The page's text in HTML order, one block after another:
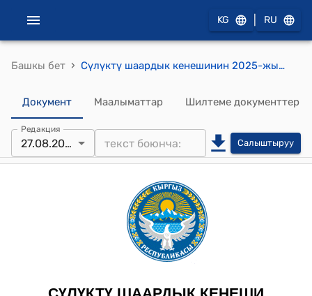
KG RU
Башкы бет › Сүлүктү шаардык кенешинин 2025-жылдын 27-августундагы №01-5/39 "Сүлүктү шаардык кеӊешинин Регламентине өзгөртүү киргизүү жөнүндө" токтому
Документ Маалыматтар Шилтеме документтер
Редакция
27.08.2025 Салыштыруу